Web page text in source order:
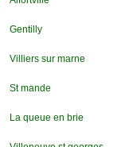
Gentilly
Villiers sur marne
St mande
La queue en brie